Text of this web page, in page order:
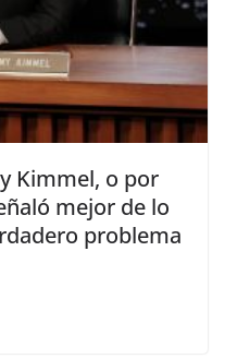
Kimmel, o por
mejor de lo
problema